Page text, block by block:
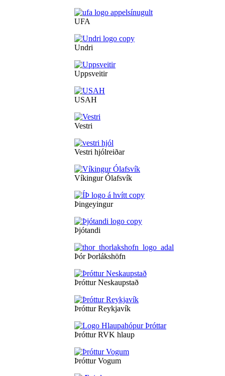
UFA
Undri
Uppsveitir
USAH
Vestri
Vestri hjólreiðar
Víkingur Ólafsvík
Þingeyingur
Þjótandi
Þór Þorlákshöfn
Þróttur Neskaupstað
Þróttur Reykjavík
Þróttur RVK hlaup
Þróttur Vogum